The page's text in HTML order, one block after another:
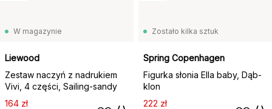
W magazynie
Liewood
Zestaw naczyń z nadrukiem
Vivi, 4 części, Sailing-sandy
164 zł
Zostało kilka sztuk
Spring Copenhagen
Figurka słonia Ella baby, Dąb-
klon
222 zł